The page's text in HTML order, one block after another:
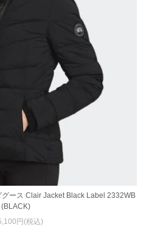
グース Clair Jacket Black Label 2332WB
(BLACK)
円(税込)